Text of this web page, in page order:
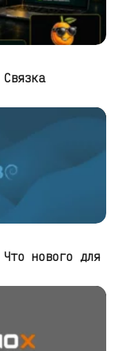
нового для